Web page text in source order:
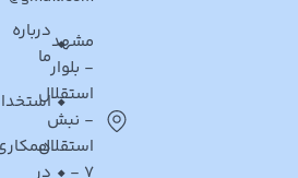
مشهد
- بلوار
استقلال
- نبش
استقلال
درباره
ما